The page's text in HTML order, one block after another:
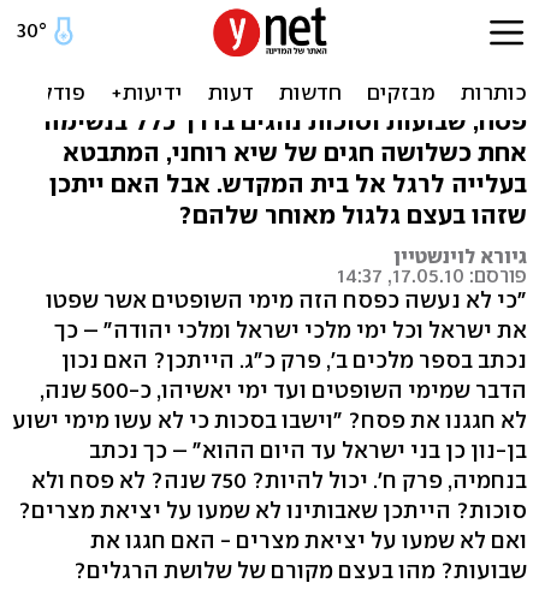
שלושת הרגלים - חגים
חקלאיים במקור?
פסח, שבועות וסוכות נהגים בדרך כלל בנשימה
אחת כשלושה חגים של שיא רוחני, המתבטא
בעלייה לרגל אל בית המקדש. אבל האם ייתכן
שזהו בעצם גלגול מאוחר שלהם?
גיורא לוינשטיין
פורסם: 17.05.10, 14:37
"כי לא נעשה כפסח הזה מימי השופטים אשר שפטו
את ישראל וכל ימי מלכי ישראל ומלכי יהודה" – כך
נכתב בספר מלכים ב', פרק כ"ג. הייתכן? האם נכון
הדבר שמימי השופטים ועד ימי יאשיהו, כ-500 שנה,
לא חגגנו את פסח? "וישבו בסכות כי לא עשו מימי ישוע
בן-נון כן בני ישראל עד היום ההוא" – כך נכתב
בנחמיה, פרק ח'. יכול להיות? 750 שנה? לא פסח ולא
סוכות? הייתכן שאבותינו לא שמעו על יציאת מצרים?
ואם לא שמעו על יציאת מצרים - האם חגגו את
שבועות? מהו בעצם מקורם של שלושת הרגלים?